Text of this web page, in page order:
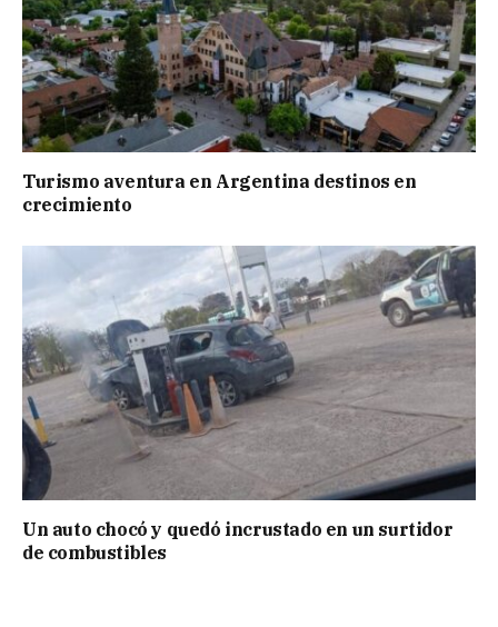
Turismo aventura en Argentina destinos en
crecimiento
Un auto chocó y quedó incrustado en un surtidor
de combustibles